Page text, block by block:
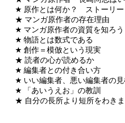
★ 原作とは何か？ ストーリー
★ マンガ原作者の存在理由
★ マンガ原作者の資質を知ろう
★ 物語とは数式である
★ 創作＝模倣という現実
★ 読者の心が読めるか
★ 編集者との付き合い方
★ いい編集者、悪い編集者の見
★ 「あいうえお」の教訓
★ 自分の長所より短所をわきま